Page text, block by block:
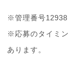
※管理番号12938
※応募のタイミ
あります。